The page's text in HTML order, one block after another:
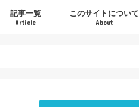
記事一覧
Article
このサイトについて
About